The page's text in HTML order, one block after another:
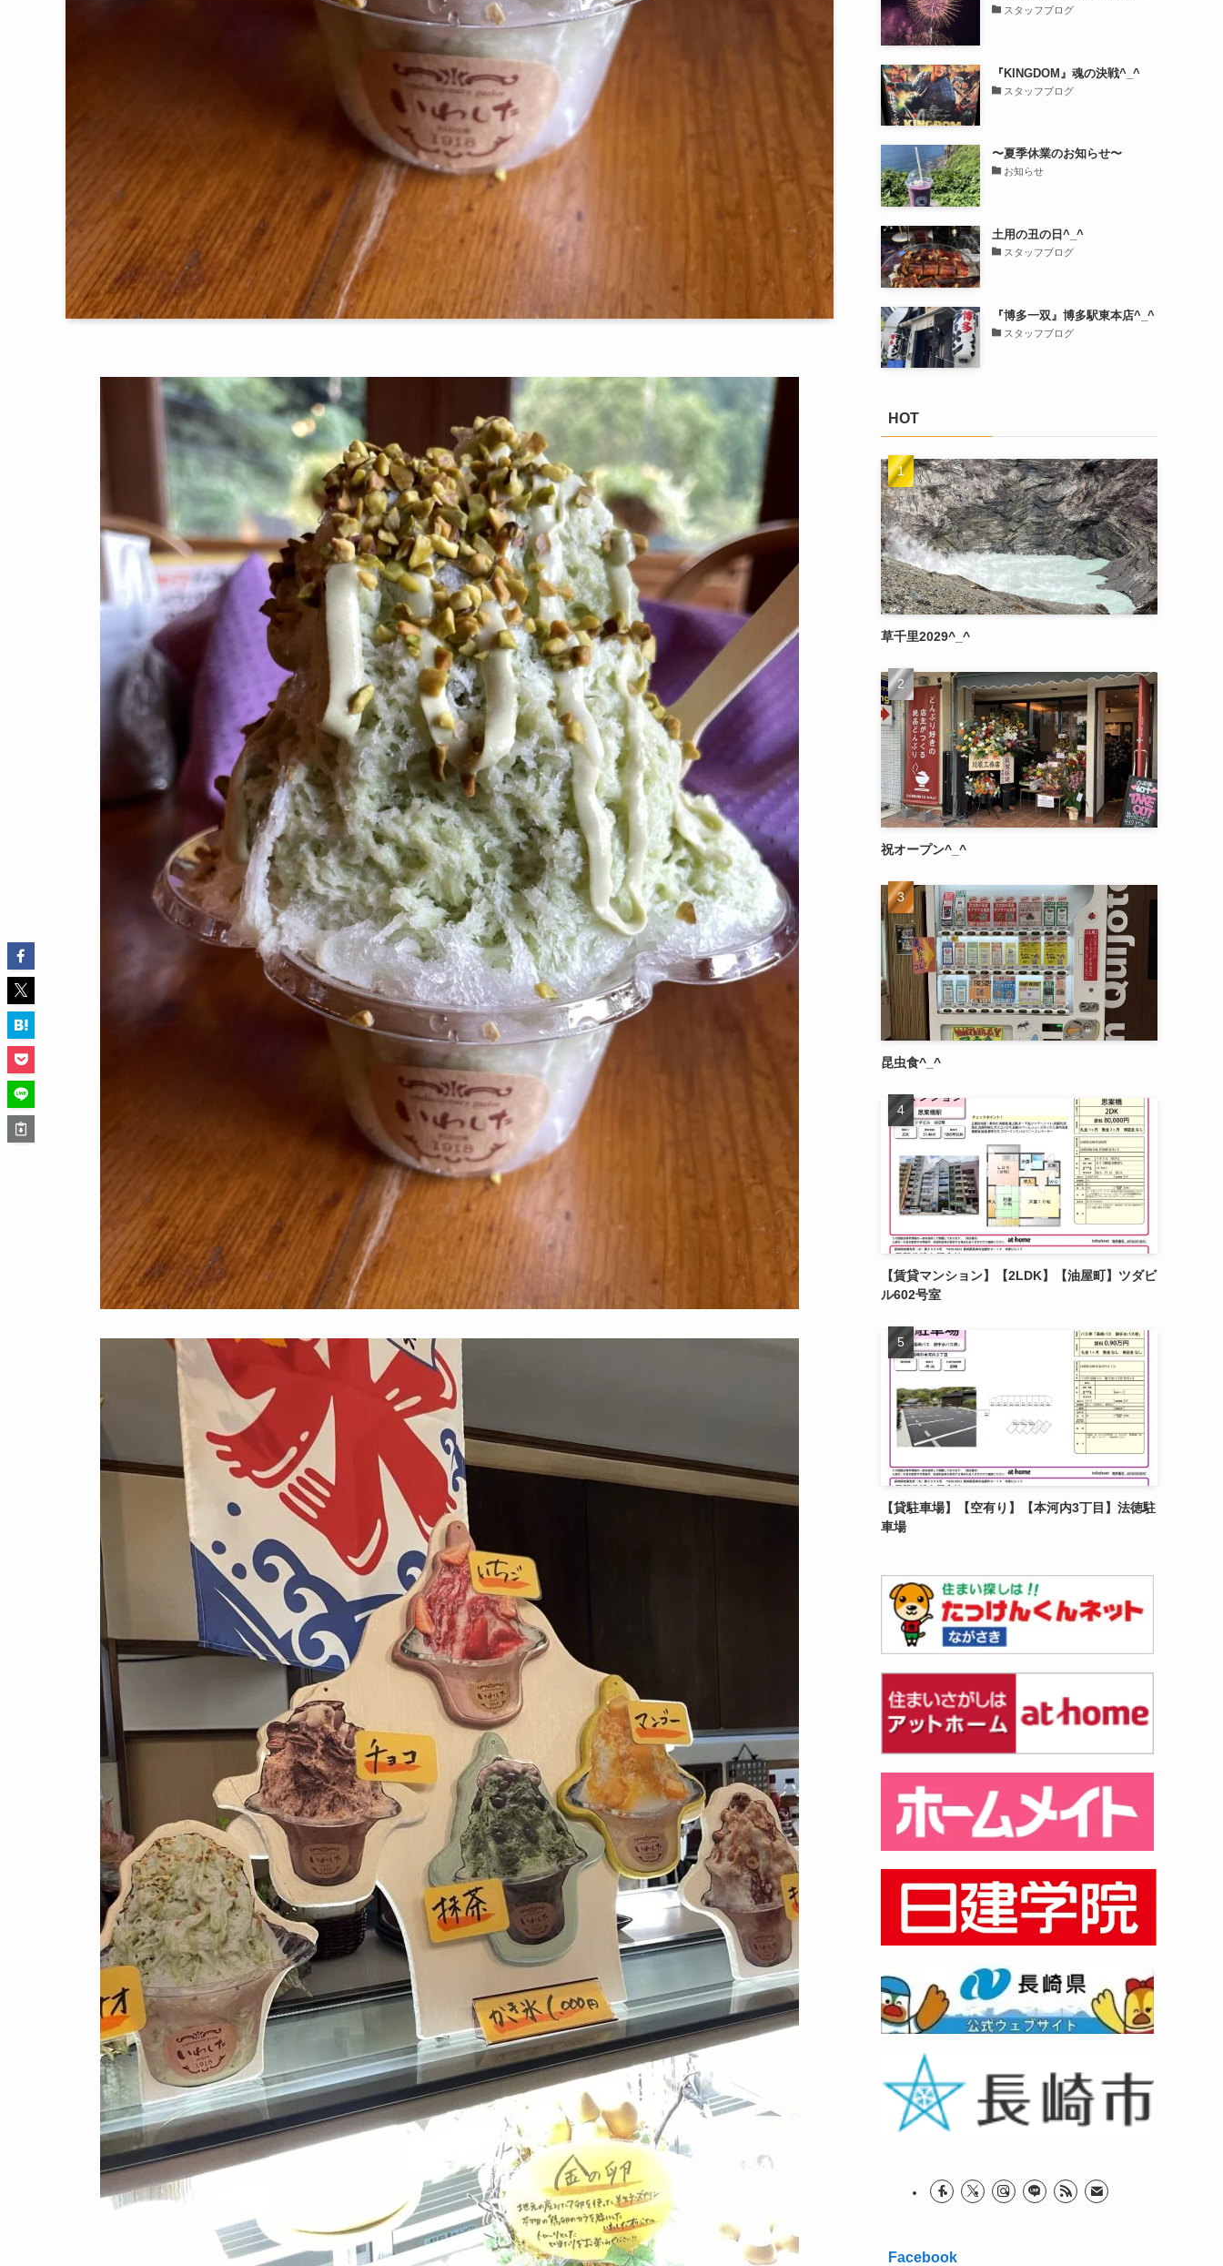
スタッフブログ
『KINGDOM』魂の決戦^_^
スタッフブログ
〜夏季休業のお知らせ〜
お知らせ
土用の丑の日^_^
スタッフブログ
『博多一双』博多駅東本店^_^
スタッフブログ
HOT
草千里2029^_^
祝オープン^_^
昆虫食^_^
【賃貸マンション】【2LDK】【油屋町】ツダビ
ル602号室
【貸駐車場】【空有り】【本河内3丁目】法徳駐
車場
Facebook